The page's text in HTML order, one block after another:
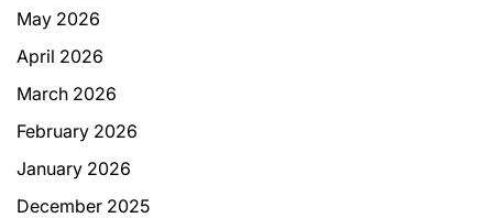
May 2026
April 2026
March 2026
February 2026
January 2026
December 2025